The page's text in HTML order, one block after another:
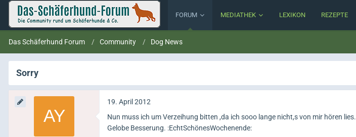
FORUM MEDIATHEK LEXIKON REZEPTE
Das Schäferhund Forum Community Dog News
Sorry
19. April 2012
Nun muss ich um Verzeihung bitten ,da ich sooo lange nicht,s von mir hören lies.
Gelobe Besserung. :EchtSchönesWochenende: